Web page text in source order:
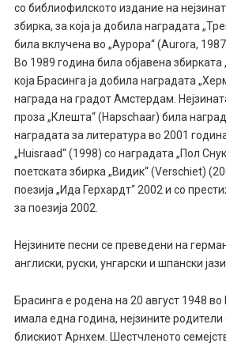
со библиофилското издание на
збирка, за која ја добила наградата
била вклучена во „Аурора“ (Aurora,
Во 1989 година била објавена збирката
која Брасинга ја добила наградата
награда на градот Амстердам.
проза „Клешта“ (Hapschaar) била
наградата за литература во 2001
„Huisraad“ (1998) со наградата „Пол
поетската збирка „Видик“ (Verschiet)
поезија „Ида Герхардт“ 2002 и со
за поезија 2002.
Нејзините песни се преведени на
англиски, руски, унгарски и шпански
Брасинга е родена на 20 август 1948
имала една година, нејзините
блискиот Арнхем. Шестчленото